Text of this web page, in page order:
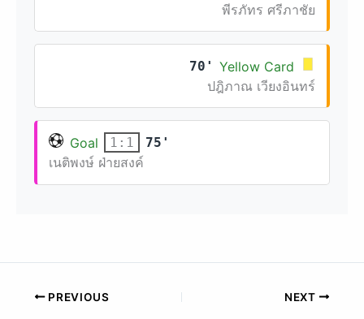
พีรภัทร ศรีภาชัย
70' Yellow Card
ปฎิภาณ เวียงอินทร์
Goal 1:1 75'
เนติพงษ์ ฝ่ายสงค์
PREVIOUS NEXT